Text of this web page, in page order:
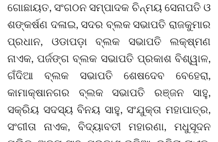
ଗୋଛାୟତ, ସଂଗଠନ ସମ୍ପାଦକ ଚିନ୍ମୟ ସେନାପତି ଓ
ଶଙ୍କର୍ଷଣ ଦଳାଇ, ସଦର ବ୍ଲକ ସଭାପତି ରାଜକୁମାର
ପ୍ରଧାନ, ଓଡାପଡ଼ା ବ୍ଲକ ସଭାପତି ଲକ୍ଷ୍ମଣ
ନାଏକ, ପର୍ଜଙ୍ଗ ବ୍ଲକ ସଭାପତି ପ୍ରକାଶ ବିଶ୍ୱାଳ,
ଗଁଦିଆ ବ୍ଲକ ସଭାପତି ଶେଷଦେବ ବେହେରା,
କାମାକ୍ଷାନଗର ବ୍ଲକ ସଭାପତି ରଞ୍ଜନ ସାହୁ,
ସକ୍ରିୟ ସଦସ୍ୟ ବିନୟ ସାହୁ, ସଂଯୁକ୍ତା ମହାପାତ୍ର,
ସଂଗୀତା ନାଏକ, ବିଦ୍ୟାବତୀ ମହାରଣା, ମଧୁସୂଦନ